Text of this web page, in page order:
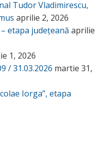
Tudor Vladimirescu,
aprilie 2, 2026
etapa județeană aprilie
1, 2026
/ 31.03.2026 martie 31,
Iorga”, etapa